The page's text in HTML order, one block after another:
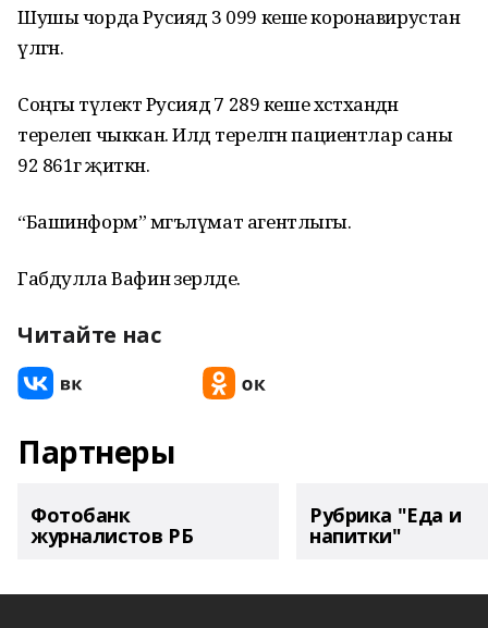
Шушы чорда Русиядә 3 099 кеше коронавирустан
үлгән.
Соңгы тәүлектә Русиядә 7 289 кеше хәстәханәдән
терелеп чыккан. Илдә терелгән пациентлар саны
92 861гә җиткән.
“Башинформ” мәгълүмат агентлыгы.
Габдулла Вафин әзерләде.
Читайте нас
Партнеры
Фотобанк
журналистов РБ
Рубрика "Еда и
напитки"